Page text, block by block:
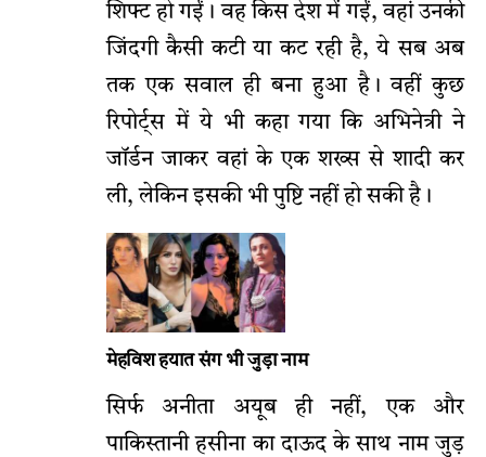
शिफ्ट हो गईं। वह किस देश में गईं, वहां उनकी
जिंदगी कैसी कटी या कट रही है, ये सब अब
तक एक सवाल ही बना हुआ है। वहीं कुछ
रिपोर्ट्स में ये भी कहा गया कि अभिनेत्री ने
जॉर्डन जाकर वहां के एक शख्स से शादी कर
ली, लेकिन इसकी भी पुष्टि नहीं हो सकी है।
मेहविश हयात संग भी जुड़ा नाम
सिर्फ अनीता अयूब ही नहीं, एक और
पाकिस्तानी हसीना का दाऊद के साथ नाम जुड़